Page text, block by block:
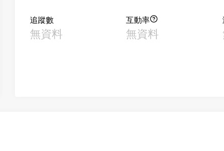
追蹤數
無資料
互動率
無資料